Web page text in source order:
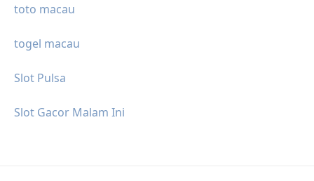
toto macau
togel macau
Slot Pulsa
Slot Gacor Malam Ini